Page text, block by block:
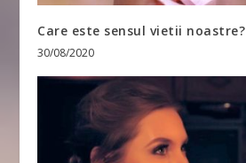
Care este sensul vietii noastre?
30/08/2020